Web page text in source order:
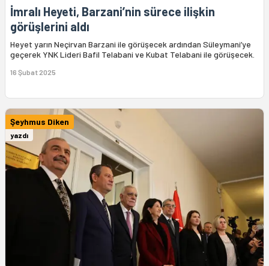
İmralı Heyeti, Barzani’nin sürece ilişkin
görüşlerini aldı
Heyet yarın Neçirvan Barzani ile görüşecek ardından Süleymani’ye
geçerek YNK Lideri Bafil Telabani ve Kubat Telabani ile görüşecek.
16 Şubat 2025
Şeyhmus Diken
yazdı